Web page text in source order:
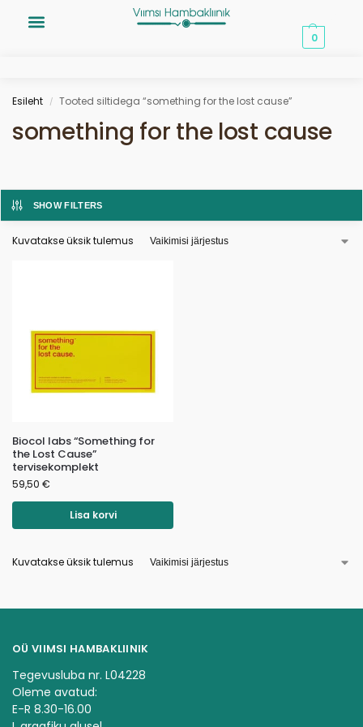
0
Esileht / Tooted siltidega “something for the lost cause”
something for the lost cause
SHOW FILTERS
Kuvatakse üksik tulemus
Biocol labs “Something for
the Lost Cause”
tervisekomplekt
59,50 €
Lisa korvi
Kuvatakse üksik tulemus
OÜ VIIMSI HAMBAKLIINIK
Tegevusluba nr. L04228
Oleme avatud:
E-R 8.30-16.00